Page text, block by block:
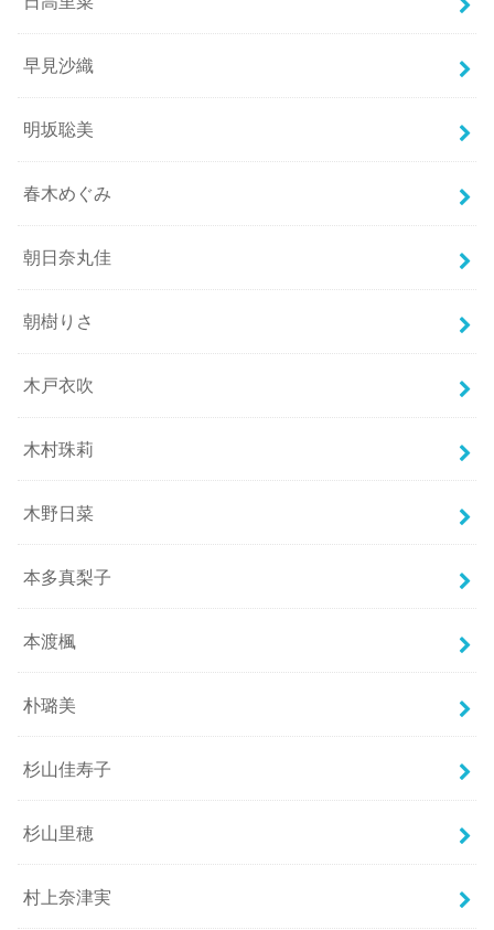
早見沙織
明坂聡美
春木めぐみ
朝日奈丸佳
朝樹りさ
木戸衣吹
木村珠莉
木野日菜
本多真梨子
本渡楓
朴璐美
杉山佳寿子
杉山里穂
村上奈津実